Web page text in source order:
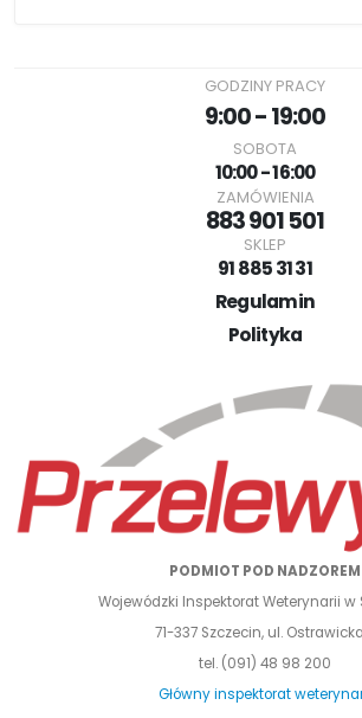
GODZINY PRACY
9:00 - 19:00
SOBOTA
10:00 - 16:00
ZAMÓWIENIA
883 901 501
SKLEP
91 885 31 31
Regulamin
Polityka
PODMIOT POD NADZOREM
Wojewódzki Inspektorat Weterynarii w
71-337 Szczecin, ul.
tel. (091) 48 98 200
Główny inspektorat